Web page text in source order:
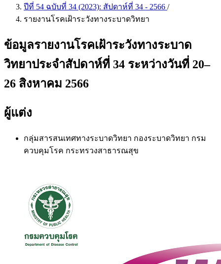
ปีที่ 54 ฉบับที่ 34 (2023): สัปดาห์ที่ 34 - 2566 /
รายงานโรคเฝ้าระวังทางระบาดวิทยา
ข้อมูลรายงานโรคเฝ้าระวังทางระบาด
วิทยาประจำสัปดาห์ที่ 34 ระหว่างวันที่ 20–
26 สิงหาคม 2566
ผู้แต่ง
กลุ่มสารสนเทศทางระบาดวิทยา กองระบาดวิทยา กรม
ควบคุมโรค กระทรวงสาธารณสุข